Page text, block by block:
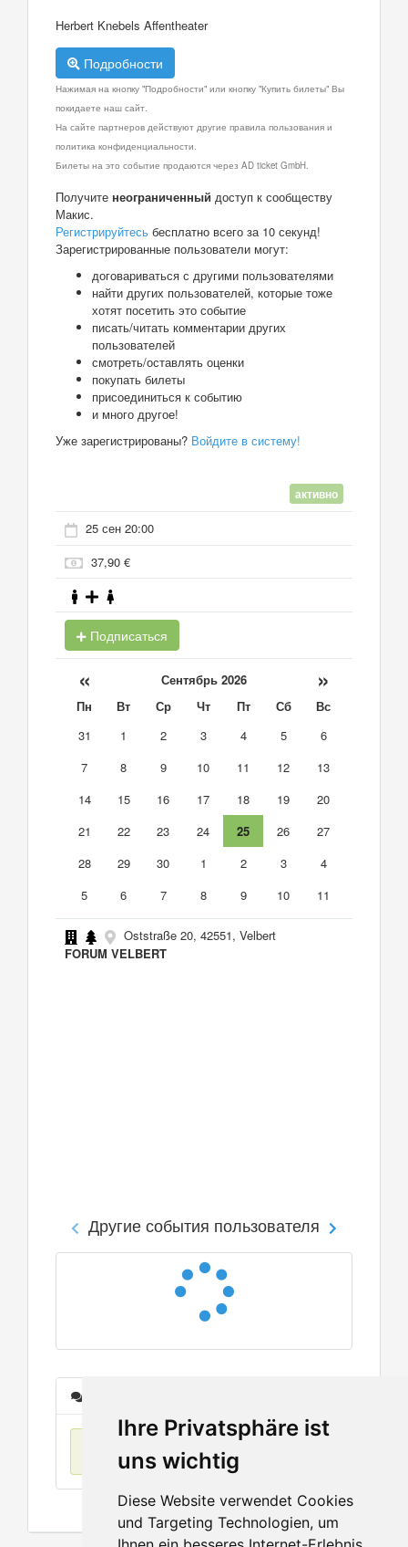
Ihre Privatsphäre ist
uns wichtig
Diese Website verwendet Cookies
und Targeting Technologien, um
Herbert Knebels Affentheater
Подробности
Нажимая на кнопку "Подробности" или кнопку "Купить билеты" Вы
покидаете наш сайт.
На сайте партнеров действуют другие правила пользования и
политика конфиденциальности.
Билеты на это событие продаются через AD ticket GmbH.
Получите неограниченный доступ к сообществу
Макис.
Регистрируйтесь бесплатно всего за 10 секунд!
Зарегистрированные пользователи могут:
договариваться с другими пользователями
найти других пользователей, которые тоже
хотят посетить это событие
писать/читать комментарии других
пользователей
смотреть/оставлять оценки
покупать билеты
присоединиться к событию
и много другое!
Уже зарегистрированы? Войдите в систему!
активно
25 сен 20:00
37,90 €
Подписаться
« Сентябрь 2026 »
Пн Вт Ср Чт Пт Сб
Вс
31
1 2 3 4 5
6
7
8 9 10 11 12
13
14
15 16 17 18 19
20
21
22 23 24 25 26
27
28
29 30 1 2 3
4
5
6 7 8 9 10 11
Oststraße 20, 42551, Velbert
FORUM VELBERT
Другие события пользователя